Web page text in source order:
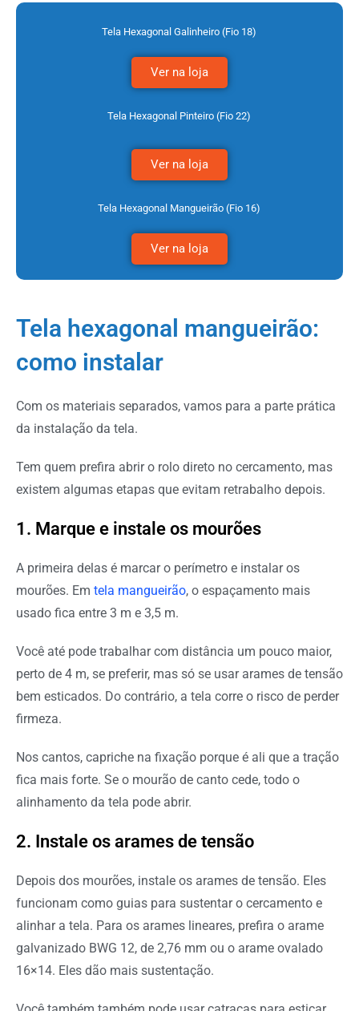
Tela Hexagonal Galinheiro (Fio 18)
Ver na loja
Tela Hexagonal Pinteiro (Fio 22)
Ver na loja
Tela Hexagonal Mangueirão (Fio 16)
Ver na loja
Tela hexagonal mangueirão:
como instalar
Com os materiais separados, vamos para a parte prática
da instalação da tela.
Tem quem prefira abrir o rolo direto no cercamento, mas
existem algumas etapas que evitam retrabalho depois.
1. Marque e instale os mourões
A primeira delas é marcar o perímetro e instalar os
mourões. Em tela mangueirão, o espaçamento mais
usado fica entre 3 m e 3,5 m.
Você até pode trabalhar com distância um pouco maior,
perto de 4 m, se preferir, mas só se usar arames de tensão
bem esticados. Do contrário, a tela corre o risco de perder
firmeza.
Nos cantos, capriche na fixação porque é ali que a tração
fica mais forte. Se o mourão de canto cede, todo o
alinhamento da tela pode abrir.
2. Instale os arames de tensão
Depois dos mourões, instale os arames de tensão. Eles
funcionam como guias para sustentar o cercamento e
alinhar a tela. Para os arames lineares, prefira o arame
galvanizado BWG 12, de 2,76 mm ou o arame ovalado
16×14. Eles dão mais sustentação.